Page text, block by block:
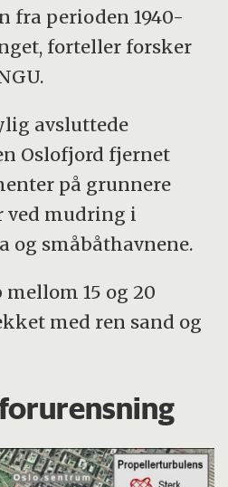
fra perioden 1940-
forteller forsker
avsluttede
Oslofjord fjernet
på grunnere
ved mudring i
og småbåthavnene.
15 og 20
med ren sand og